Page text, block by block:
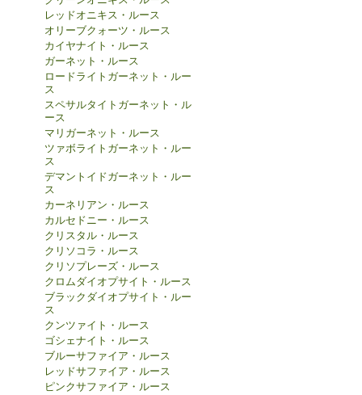
レッドオニキス・ルース
オリーブクォーツ・ルース
カイヤナイト・ルース
ガーネット・ルース
ロードライトガーネット・ルー
ス
スペサルタイトガーネット・ル
ース
マリガーネット・ルース
ツァボライトガーネット・ルー
ス
デマントイドガーネット・ルー
ス
カーネリアン・ルース
カルセドニー・ルース
クリスタル・ルース
クリソコラ・ルース
クリソプレーズ・ルース
クロムダイオプサイト・ルース
ブラックダイオプサイト・ルー
ス
クンツァイト・ルース
ゴシェナイト・ルース
ブルーサファイア・ルース
レッドサファイア・ルース
ピンクサファイア・ルース